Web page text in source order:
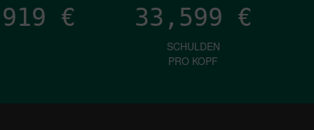
€ 33,599 €
SCHULDEN
PRO KOPF